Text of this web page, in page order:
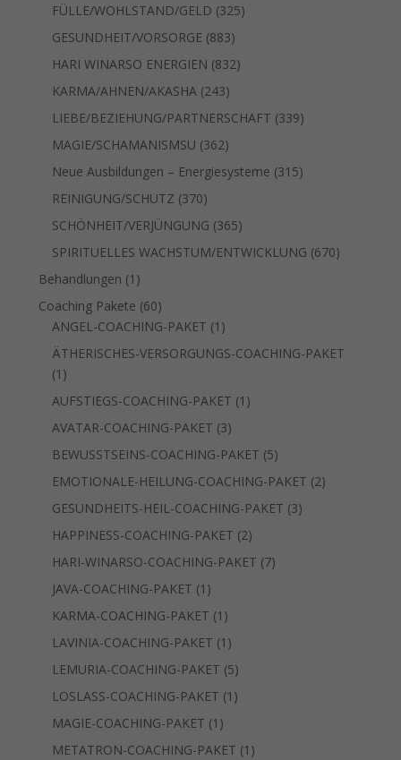
FÜLLE/WOHLSTAND/GELD 325325
GESUNDHEIT/VORSORGE 883883
Produkte
HARI WINARSO ENERGIEN 832832
KARMA/AHNEN/AKASHA 243243
Produkte
LIEBE/BEZIEHUNG/PARTNERSCHAFT 339339
MAGIE/SCHAMANISMSU 362362
Produkte
Neue Ausbildungen – Energiesysteme 315315
REINIGUNG/SCHUTZ 370370
Produkte
SCHÖNHEIT/VERJÜNGUNG 365365
Produkte
SPIRITUELLES WACHSTUM/ENTWICKLUNG 670670
Behandlungen 1 1
Produkt
Coaching Pakete 6060
Produkte
ANGEL-COACHING-PAKET 1 1
Produkt
ÄTHERISCHES-VERSORGUNGS-COACHING-PAKET
1 1
Produkt
AUFSTIEGS-COACHING-PAKET 1 1
AVATAR-COACHING-PAKET 33
Produkte
BEWUSSTSEINS-COACHING-PAKET 55
Produkte
EMOTIONALE-HEILUNG-COACHING-PAKET 22
GESUNDHEITS-HEIL-COACHING-PAKET 33
HAPPINESS-COACHING-PAKET 22
Produkte
HARI-WINARSO-COACHING-PAKET 77
JAVA-COACHING-PAKET 1 1
Produkt
KARMA-COACHING-PAKET 1 1
Produkt
LAVINIA-COACHING-PAKET 1 1
Produkt
LEMURIA-COACHING-PAKET 55
Produkte
LOSLASS-COACHING-PAKET 1 1
MAGIE-COACHING-PAKET 1 1
Produkt
METATRON-COACHING-PAKET 1 1